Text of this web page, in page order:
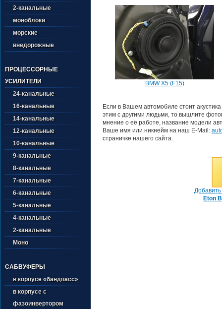
2-канальные
моноблоки
морские
внедорожные
ПРОЦЕССОРНЫЕ
УСИЛИТЕЛИ
24-канальные
16-канальные
14-канальные
12-канальные
10-канальные
9-канальные
8-канальные
7-канальные
6-канальные
5-канальные
4-канальные
2-канальные
Моно
САБВУФЕРЫ
в корпусе «бандпасс»
в корпусе с
фазоинвертором
BMW X5 (F15)
Если в Вашем автомобиле стоит
этим с другими людьми, то вышлите
мнение о её работе, название модели
Ваше имя или никнейм на наш E-Mail:
страничке нашего сайта.
Eton